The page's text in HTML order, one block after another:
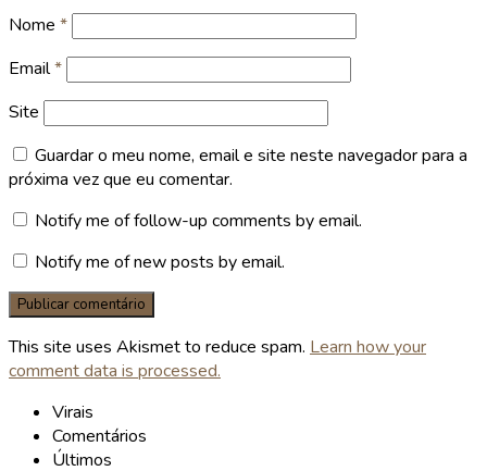
Nome *
Email*
Site
Guardar o meu nome, email e site neste navegador para a
próxima vez que eu comentar.
Notify me of follow-up comments by email.
Notify me of new posts by email.
This site uses Akismet to reduce spam. Learn how your
comment data is processed.
Virais
Comentários
Últimos